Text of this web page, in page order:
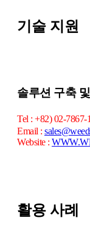
기술 지원
솔루션 구축
Tel : +82) 02-
Email :
Website :
활용 사례